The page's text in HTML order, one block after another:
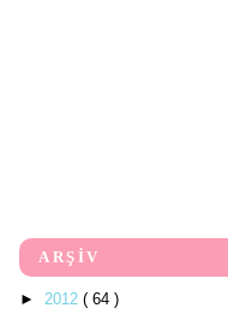
ARŞİV
► 2012 ( 64 )